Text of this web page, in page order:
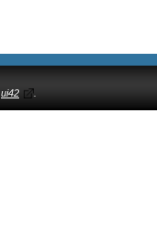
ui42